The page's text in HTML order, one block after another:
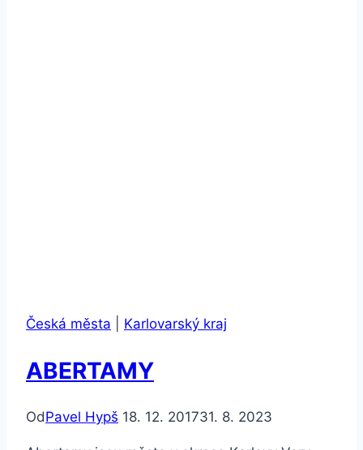
Česká města Karlovarský kraj
ABERTAMY
OdPavel Hypš 18. 12. 201731. 8. 2023